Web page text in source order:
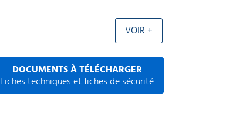
VOIR +
DOCUMENTS À TÉLÉCHARGER
Fiches techniques et fiches de sécurité